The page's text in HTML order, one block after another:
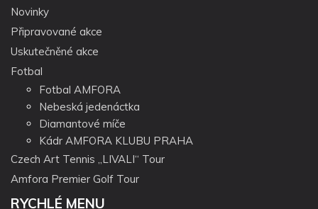
Novinky
Připravované akce
Uskutečněné akce
Fotbal
Fotbal AMFORA
Nebeská jedenáctka
Diamantové míče
Kádr AMFORA KLUBU PRAHA
Czech Art Tennis „LIVALI“ Tour
Amfora Premier Golf Tour
RYCHLÉ MENU